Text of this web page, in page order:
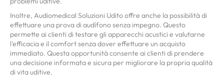
Inoltre, Audiomedical Soluzioni Udito offre anche la possibilità di
effettuare una prova di audífono senza impegno. Questo
permette ai clienti di testare gli apparecchi acustici e valutarne
l'efficacia e il comfort senza dover effettuare un acquisto
immediato. Questa opportunità consente ai clienti di prendere
una decisione informata e sicura per migliorare la propria qualità
di vita uditive.